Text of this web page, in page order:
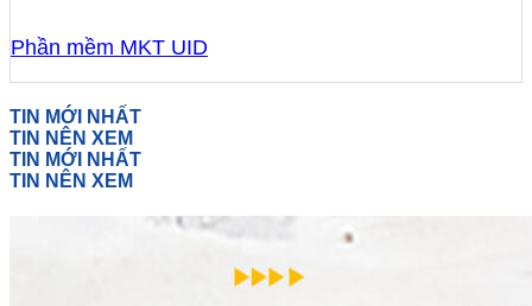
Phần mềm MKT UID
TIN MỚI NHẤT
TIN NÊN XEM
TIN MỚI NHẤT
TIN NÊN XEM